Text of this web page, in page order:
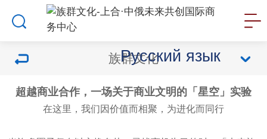
Русский язык
族群文化
超越商业合作，一场关于商业文明的「星空」实验
在这里，我们因价值而相聚，为进化而同行